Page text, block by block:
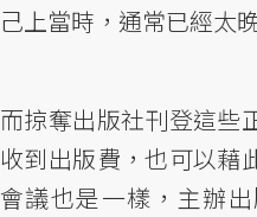
己上當時，通常已經太
而掠奪出版社刊登這些
收到出版費，也可以藉
會議也是一樣，主辦